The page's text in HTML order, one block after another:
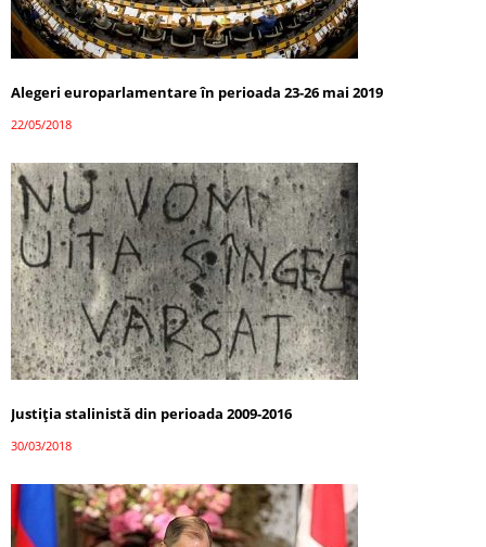
Alegeri europarlamentare în perioada 23-26 mai 2019
22/05/2018
Justiția stalinistă din perioada 2009-2016
30/03/2018